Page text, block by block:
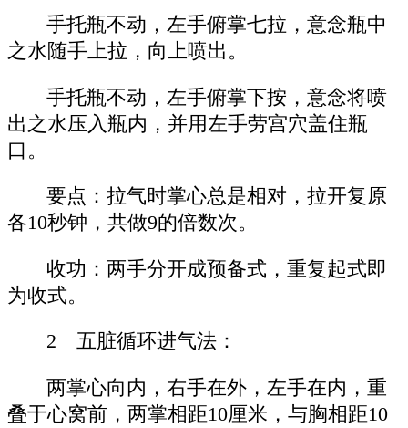
手托瓶不动，左手俯掌七拉，意念瓶中
之水随手上拉，向上喷出。
手托瓶不动，左手俯掌下按，意念将喷
出之水压入瓶内，并用左手劳宫穴盖住瓶
口。
要点：拉气时掌心总是相对，拉开复原
各10秒钟，共做9的倍数次。
收功：两手分开成预备式，重复起式即
为收式。
2 五脏循环进气法：
两掌心向内，右手在外，左手在内，重
叠于心窝前，两掌相距10厘米，与胸相距10